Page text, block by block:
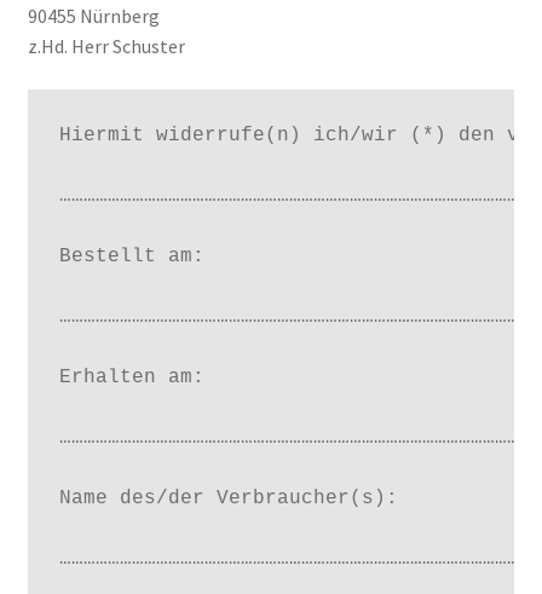
90455 Nürnberg
z.Hd. Herr Schuster
Hiermit widerrufe(n) ich/wir (*) den von
Bestellt am:
Erhalten am:
Name des/der Verbraucher(s):